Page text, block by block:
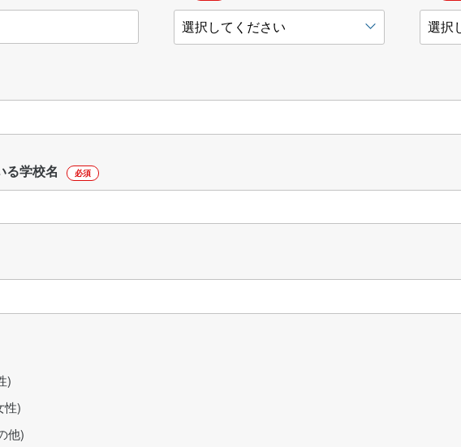
る学校名 必須
)
性)
他)